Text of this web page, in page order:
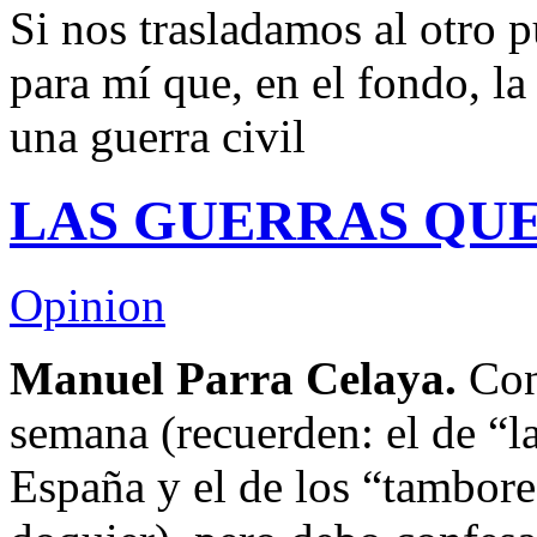
Si nos trasladamos al otro
para mí que, en el fondo,
una guerra civil
LAS GUERRAS
Opinion
Manuel Parra Celaya.
semana (recuerden: el de
España y el de los